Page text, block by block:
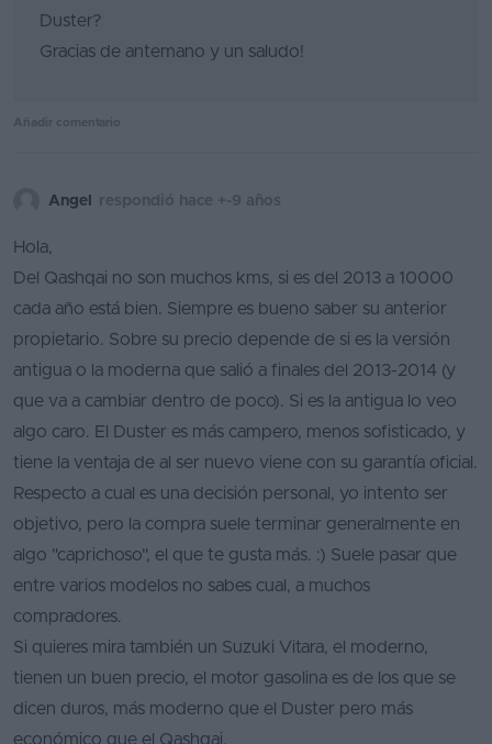
Duster?
Gracias de antemano y un saludo!
Añadir comentario
Angel respondió hace +-9 años
Hola,
Del Qashqai no son muchos kms, si es del 2013 a 10000
cada año está bien. Siempre es bueno saber su anterior
propietario. Sobre su precio depende de si es la versión
antigua o la moderna que salió a finales del 2013-2014 (y
que va a cambiar dentro de poco). Si es la antigua lo veo
algo caro. El Duster es más campero, menos sofisticado, y
tiene la ventaja de al ser nuevo viene con su garantía oficial.
Respecto a cual es una decisión personal, yo intento ser
objetivo, pero la compra suele terminar generalmente en
algo "caprichoso", el que te gusta más. :) Suele pasar que
entre varios modelos no sabes cual, a muchos
compradores.
Si quieres mira también un Suzuki Vitara, el moderno,
tienen un buen precio, el motor gasolina es de los que se
dicen duros, más moderno que el Duster pero más
económico que el Qashqai.